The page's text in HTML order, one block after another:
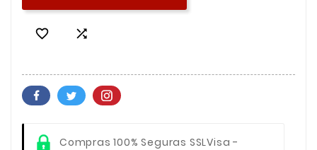
 
Compras 100% Seguras SSLVisa -